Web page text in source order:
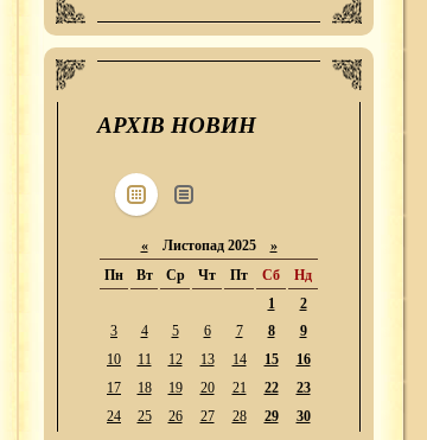
АРХІВ НОВИН
«Листопад 2025 »
Пн
Вт Ср Чт Пт Сб
Нд
1
2
3
4 5 6 7 8
9
10
11 12 13 14 15
16
17
18 19 20 21 22
23
24
25 26 27 28 29 30